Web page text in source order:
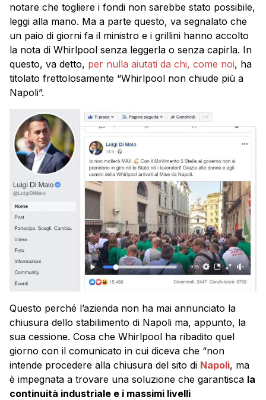
notare che togliere i fondi non sarebbe stato possibile,
leggi alla mano. Ma a parte questo, va segnalato che
un paio di giorni fa il ministro e i grillini hanno accolto
la nota di Whirlpool senza leggerla o senza capirla. In
questo, va detto, per nulla aiutati da chi, come noi, ha
titolato frettolosamente “Whirlpool non chiude più a
Napoli”.
Questo perché l’azienda non ha mai annunciato la
chiusura dello stabilimento di Napoli ma, appunto, la
sua cessione. Cosa che Whirlpool ha ribadito quel
giorno con il comunicato in cui diceva che “non
intende procedere alla chiusura del sito di Napoli, ma
è impegnata a trovare una soluzione che garantisca la
continuità industriale e i massimi livelli